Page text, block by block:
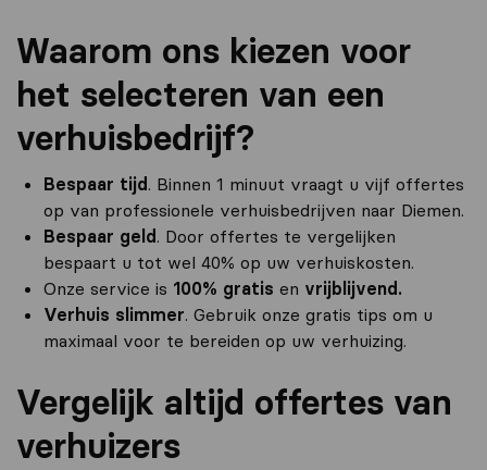
Waarom ons kiezen voor
het selecteren van een
verhuisbedrijf?
Bespaar tijd . Binnen 1 minuut vraagt u vijf offertes
op van professionele verhuisbedrijven naar Diemen.
Bespaar geld . Door offertes te vergelijken
bespaart u tot wel 40% op uw verhuiskosten.
Onze service is 100% gratis en vrijblijvend.
Verhuis slimmer. Gebruik onze gratis tips om u
maximaal voor te bereiden op uw verhuizing.
Vergelijk altijd offertes van
verhuizers